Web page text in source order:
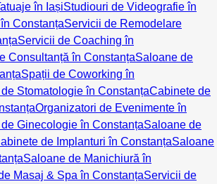
în IașiStudiouri de Videografie în
ConstanțaServicii de Remodelare
Servicii de Coaching în
Consultanță în ConstanțaSaloane de
Spații de Coworking în
Stomatologie în ConstanțaCabinete de
Organizatori de Evenimente în
Ginecologie în ConstanțaSaloane de
de Implanturi în ConstanțaSaloane
Saloane de Manichiură în
Masaj & Spa în ConstanțaServicii de